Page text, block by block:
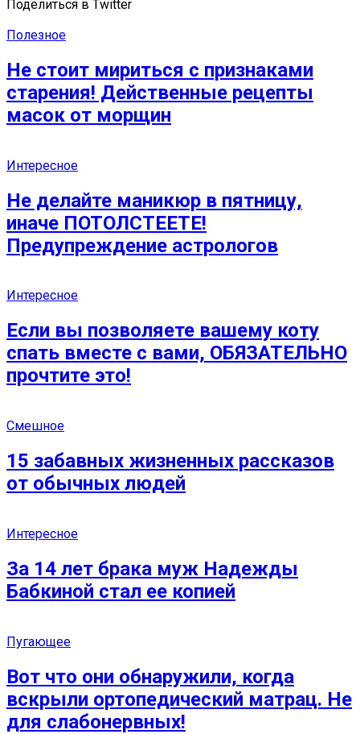
Поделиться в Twitter
Полезное
Не стоит мириться с признаками
старения! Действенные рецепты
масок от морщин
Интересное
Не делайте маникюр в пятницу,
иначе ПОТОЛСТЕЕТЕ!
Предупреждение астрологов
Интересное
Если вы позволяете вашему коту
спать вместе с вами, ОБЯЗАТЕЛЬНО
прочтите это!
Смешное
15 забавных жизненных рассказов
от обычных людей
Интересное
За 14 лет брака муж Надежды
Бабкиной стал ее копией
Пугающее
Вот что они обнаружили, когда
вскрыли ортопедический матрац. Не
для слабонервных!